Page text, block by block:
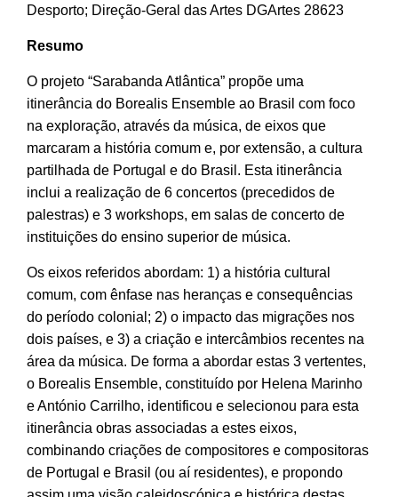
Desporto; Direção-Geral das Artes DGArtes 28623
Resumo
O projeto “Sarabanda Atlântica” propõe uma
itinerância do Borealis Ensemble ao Brasil com foco
na exploração, através da música, de eixos que
marcaram a história comum e, por extensão, a cultura
partilhada de Portugal e do Brasil. Esta itinerância
inclui a realização de 6 concertos (precedidos de
palestras) e 3 workshops, em salas de concerto de
instituições do ensino superior de música.
Os eixos referidos abordam: 1) a história cultural
comum, com ênfase nas heranças e consequências
do período colonial; 2) o impacto das migrações nos
dois países, e 3) a criação e intercâmbios recentes na
área da música. De forma a abordar estas 3 vertentes,
o Borealis Ensemble, constituído por Helena Marinho
e António Carrilho, identificou e selecionou para esta
itinerância obras associadas a estes eixos,
combinando criações de compositores e compositoras
de Portugal e Brasil (ou aí residentes), e propondo